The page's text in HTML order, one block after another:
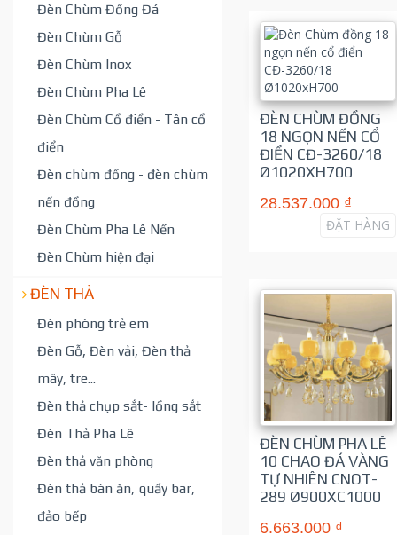
Đèn Chùm Đồng Đá
Đèn Chùm Gỗ
Đèn Chùm Inox
Đèn Chùm Pha Lê
Đèn Chùm Cổ điển - Tân cổ
điển
Đèn chùm đồng - đèn chùm
nến đồng
Đèn Chùm Pha Lê Nến
Đèn Chùm hiện đại
ĐÈN THẢ
Đèn phòng trẻ em
Đèn Gỗ, Đèn vải, Đèn thả
mây, tre...
Đèn thả chụp sắt- lồng sắt
Đèn Thả Pha Lê
Đèn thả văn phòng
Đèn thả bàn ăn, quầy bar,
đảo bếp
ĐÈN CHÙM ĐỒNG
18 NGỌN NẾN CỔ
ĐIỂN CĐ-3260/18
Ø1020XH700
28.537.000 ₫
ĐẶT HÀNG
ĐÈN CHÙM PHA LÊ
10 CHAO ĐÁ VÀNG
TỰ NHIÊN CNQT-
289 Ø900XC1000
6.663.000 ₫